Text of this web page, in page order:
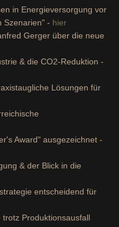
in Energieversorgung vor
Szenarien" - hier
Gerger über die neue
& die CO2-Reduktion -
Lösungen für
Award" ausgezeichnet -
& der Blick in die
entscheidend für
Produktionsausfall